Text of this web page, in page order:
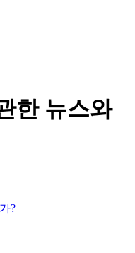
한 뉴스와
?